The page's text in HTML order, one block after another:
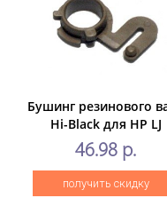
Бушинг резинового
Hi-Black для HP LJ
1200/1000w,
1210, (RA0-1095-C),
правый
46.98 р.
получить скидку